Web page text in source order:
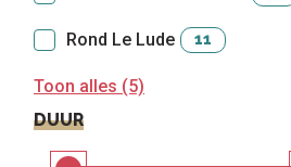
Rond Le Lude 11
Toon alles (5)
DUUR